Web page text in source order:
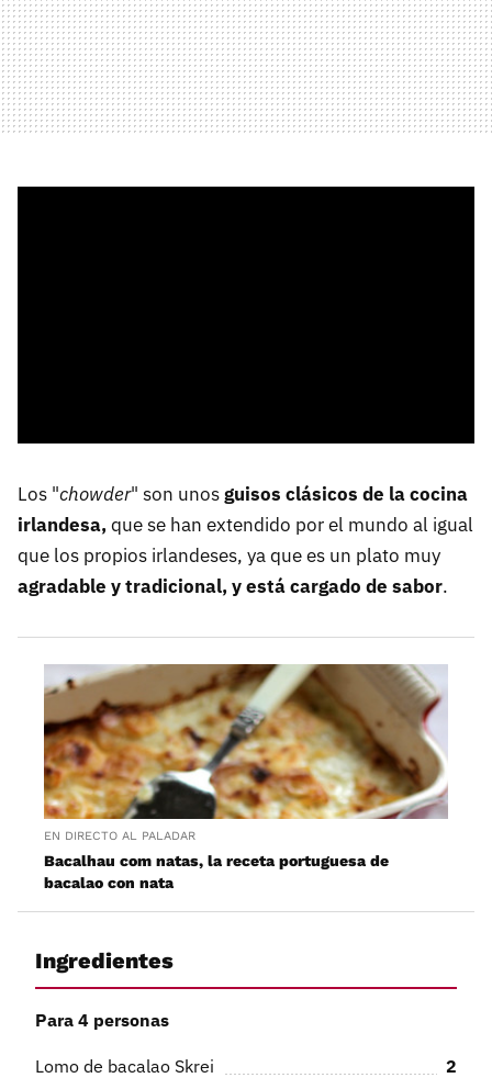
Los "chowder" son unosguisos clásicos de la cocina
irlandesa,que se han extendido por el mundo al igual
que los propios irlandeses, ya que es un plato muy
agradable y tradicional, y está cargado de sabor.
EN DIRECTO AL PALADAR
Bacalhau com natas, la receta portuguesa de
bacalao con nata
Ingredientes
Para 4 personas
Lomo de bacalao Skrei
2